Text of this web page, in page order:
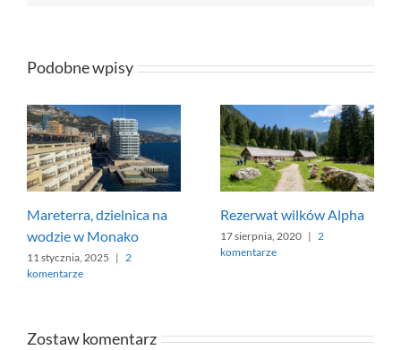
Podobne wpisy
Mareterra, dzielnica na
wodzie w Monako
11 stycznia, 2025 | 2
komentarze
Rezerwat wilków Alpha
17 sierpnia, 2020 | 2
komentarze
Zostaw komentarz